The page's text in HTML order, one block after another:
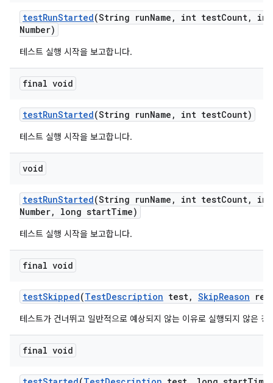
testRunStarted(String runName , int testCount,
int
Number)
테스트 실행 시작을 보고합니다.
final void
testRunStarted(String runName , int testCount)
테스트 실행 시작을 보고합니다.
void
testRunStarted(String runName , int testCount,
int
Number, long startTime)
테스트 실행 시작을 보고합니다.
final void
testSkipped(TestDescription test, SkipReason
테스트가 건너뛰고 일반적으로 예상되지 않는 이유로 실행되지 않은 경
final void